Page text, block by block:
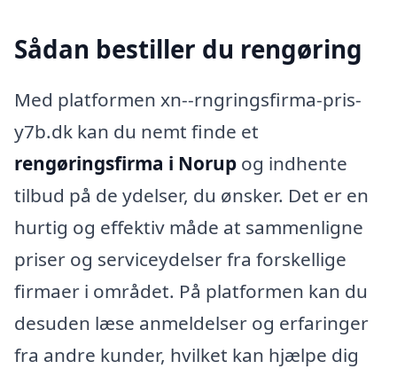
Sådan bestiller du rengøring
Med platformen xn--rngringsfirma-pris-
y7b.dk kan du nemt finde et
rengøringsfirma i Norup og indhente
tilbud på de ydelser, du ønsker. Det er en
hurtig og effektiv måde at sammenligne
priser og serviceydelser fra forskellige
firmaer i området. På platformen kan du
desuden læse anmeldelser og erfaringer
fra andre kunder, hvilket kan hjælpe dig